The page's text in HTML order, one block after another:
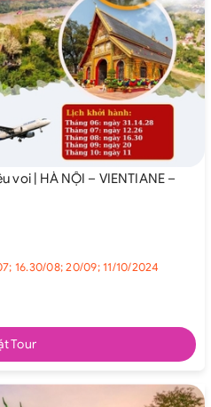
voi | HÀ NỘI – VIENTIANE –
16.30/08; 20/09; 11/10/2024
Tour